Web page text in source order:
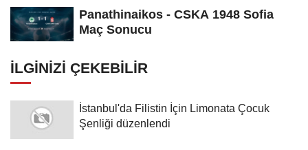
Panathinaikos - CSKA 1948 Sofia
Maç Sonucu
İLGINIZI ÇEKEBILIR
İstanbul'da Filistin İçin Limonata Çocuk
Şenliği düzenlendi